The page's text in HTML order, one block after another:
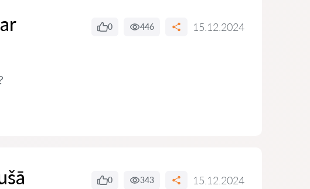
0 446 15.12.2024
0 343 15.12.2024